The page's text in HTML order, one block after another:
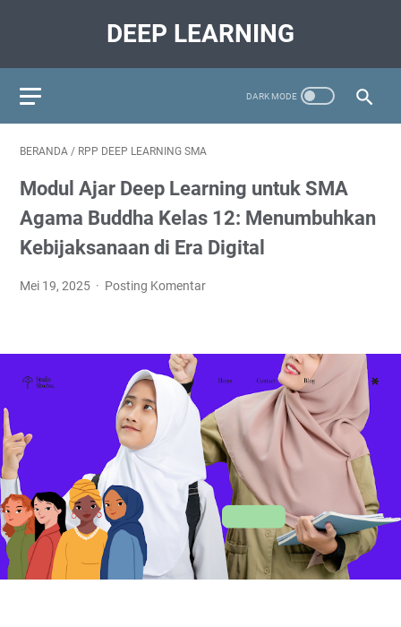
DEEP LEARNING
BERANDA / RPP DEEP LEARNING SMA
Modul Ajar Deep Learning untuk SMA
Agama Buddha Kelas 12: Menumbuhkan
Kebijaksanaan di Era Digital
Mei 19, 2025 Posting Komentar